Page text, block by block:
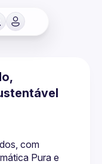
com
Pura e